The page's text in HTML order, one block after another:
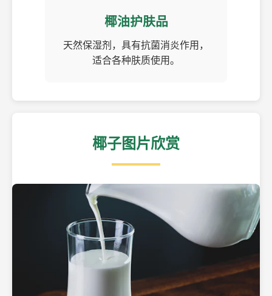
椰油护肤品
天然保湿剂，具有抗菌消炎作用，
适合各种肤质使用。
椰子图片欣赏